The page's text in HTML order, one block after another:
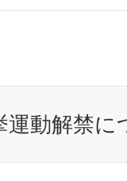
運動解禁に